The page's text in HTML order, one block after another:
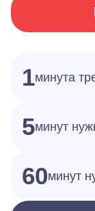
1минута
5минут
60минут